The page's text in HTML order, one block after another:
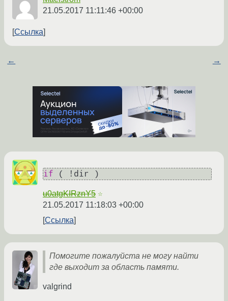
21.05.2017 11:11:46 +00:00
Ссылка
← →
if
u0atgKIRznY5 ☆
21.05.2017 11:18:03 +00:00
Ссылка
Помогите пожалуйста не могу найти
где выходит за область памяти.
valgrind